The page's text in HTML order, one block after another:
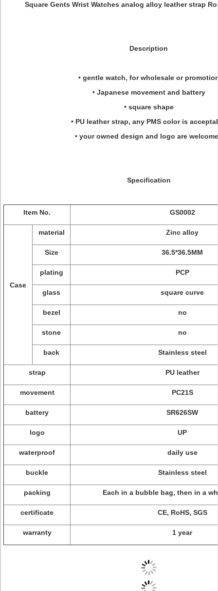
Square Gents Wrist Watches analog alloy leather strap
Description
• gentle watch, for wholesale or
• Japanese movement and battery
• square shape
• PU leather strap, any PMS color is
• your owned design and logo are
Specification
Item No. GS0002
Case
material Zinc alloy
Size 36.5*36.5MM
plating PCP
glass square curve
bezel no
stone no
back Stainless steel
strap PU leather
movement PC21S
battery SR626SW
logo UP
waterproof daily use
buckle Stainless steel
packing Each in a bubble bag, then in a
certificate CE, RoHS, SGS
warranty 1 year